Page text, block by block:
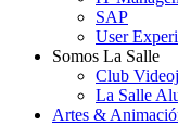
SAP
User
Somos La Salle
Club
La Salle
Artes &